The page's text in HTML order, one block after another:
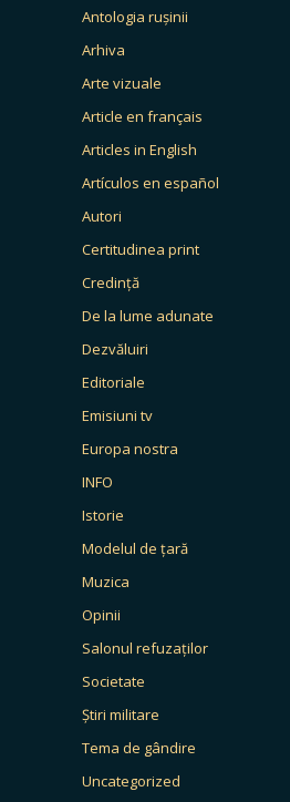
Antologia rușinii
Arhiva
Arte vizuale
Article en français
Articles in English
Artículos en español
Autori
Certitudinea print
Credință
De la lume adunate
Dezvăluiri
Editoriale
Emisiuni tv
Europa nostra
INFO
Istorie
Modelul de țară
Muzica
Opinii
Salonul refuzaților
Societate
Știri militare
Tema de gândire
Uncategorized